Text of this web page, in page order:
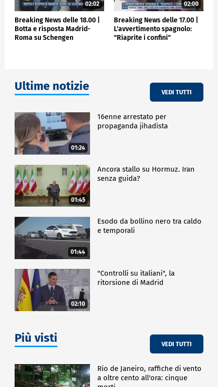
02:02
Breaking News delle 18.00 |
Botta e risposta Madrid-
Roma su Schengen
02:00
Breaking News delle 17.00 |
L'avvertimento spagnolo:
"Riaprite i confini"
Ultime notizie VEDI TUTTI
01:24
16enne arrestato per
propaganda jihadista
01:45
Ancora stallo su Hormuz. Iran
senza guida?
01:44
Esodo da bollino nero tra caldo
e temporali
02:10
"Controlli su italiani", la
ritorsione di Madrid
Più visti VEDI TUTTI
Rio de Janeiro, raffiche di vento
a oltre cento all'ora: cinque